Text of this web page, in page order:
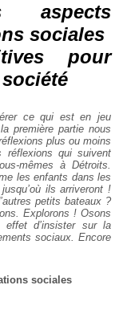
aspects
sociales
pour
ce qui est en jeu
première partie nous
plus ou moins
réflexions qui suivent
mêmes à Détroits.
les enfants dans les
ils arriveront !
petits bateaux ?
Explorons ! Osons
d’insister sur la
sociaux. Encore
sociales